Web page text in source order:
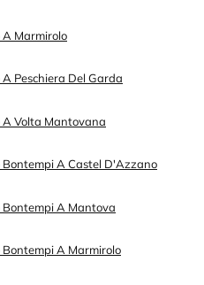
A Marmirolo
Peschiera Del Garda
A Volta Mantovana
A Castel D'Azzano
Bontempi A Mantova
A Marmirolo